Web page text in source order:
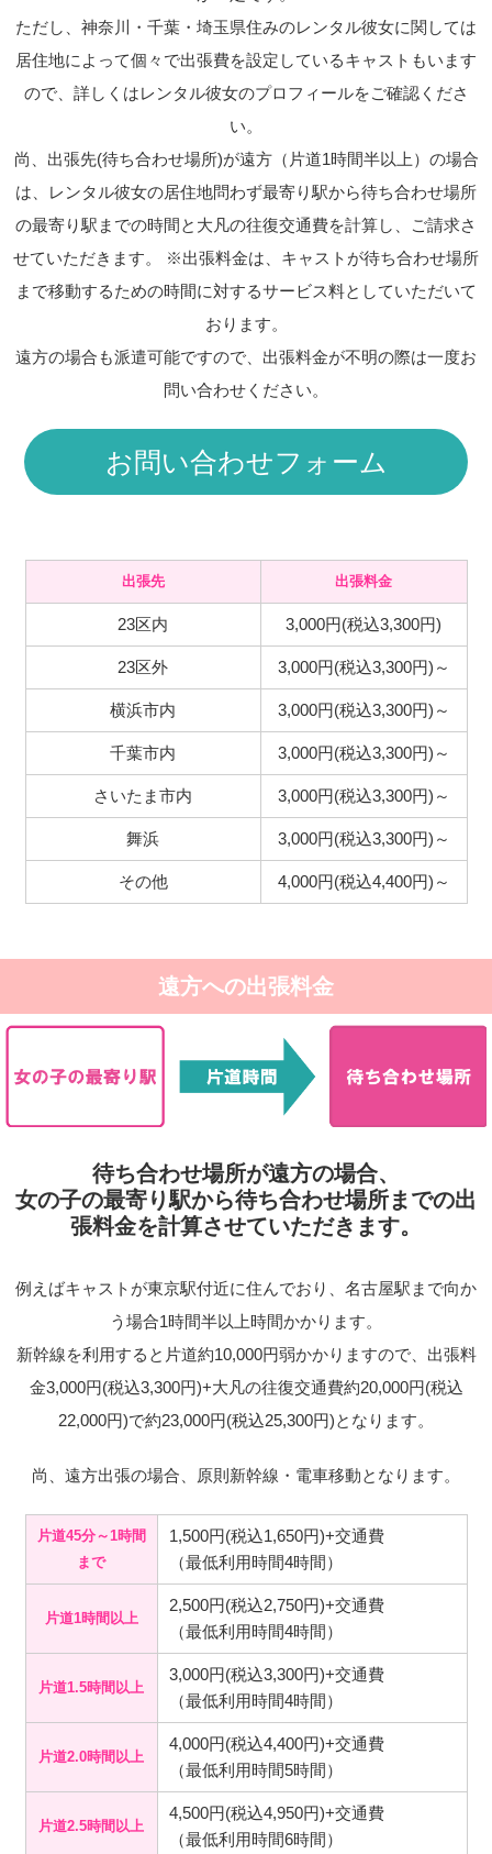
ただし、神奈川・千葉・埼玉県住みのレンタル彼女に関しては
居住地によって個々で出張費を設定しているキャストもいます
ので、詳しくはレンタル彼女のプロフィールをご確認くださ
い。
尚、出張先(待ち合わせ場所)が遠方（片道1時間半以上）の場合
は、レンタル彼女の居住地問わず最寄り駅から待ち合わせ場所
の最寄り駅までの時間と大凡の往復交通費を計算し、ご請求さ
せていただきます。 ※出張料金は、キャストが待ち合わせ場所
まで移動するための時間に対するサービス料としていただいて
おります。
遠方の場合も派遣可能ですので、出張料金が不明の際は一度お
問い合わせください。
お問い合わせフォーム
出張先 出張料金
23区内 3,000円(税込3,300円)
23区外 3,000円(税込3,300円)～
横浜市内 3,000円(税込3,300円)～
千葉市内 3,000円(税込3,300円)～
さいたま市内 3,000円(税込3,300円)～
舞浜 3,000円(税込3,300円)～
その他 4,000円(税込4,400円)～
遠方への出張料金
待ち合わせ場所が遠方の場合、
女の子の最寄り駅から待ち合わせ場所までの出
張料金を計算させていただきます。
例えばキャストが東京駅付近に住んでおり、名古屋駅まで向か
う場合1時間半以上時間かかります。
新幹線を利用すると片道約10,000円弱かかりますので、出張料
金3,000円(税込3,300円)+大凡の往復交通費約20,000円(税込
22,000円)で約23,000円(税込25,300円)となります。
尚、遠方出張の場合、原則新幹線・電車移動となります。
片道45分～1時間
まで
1,500円(税込1,650円)+交通費
（最低利用時間4時間）
片道1時間以上
2,500円(税込2,750円)+交通費
（最低利用時間4時間）
片道1.5時間以上
3,000円(税込3,300円)+交通費
（最低利用時間4時間）
片道2.0時間以上
4,000円(税込4,400円)+交通費
（最低利用時間5時間）
片道2.5時間以上
4,500円(税込4,950円)+交通費
（最低利用時間6時間）